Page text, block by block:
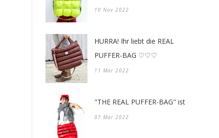
10 Nov 2022
HURRA! Ihr liebt die REAL
PUFFER-BAG ♡♡♡
11 Mar 2022
"THE REAL PUFFER-BAG" ist da!
07 Mar 2022